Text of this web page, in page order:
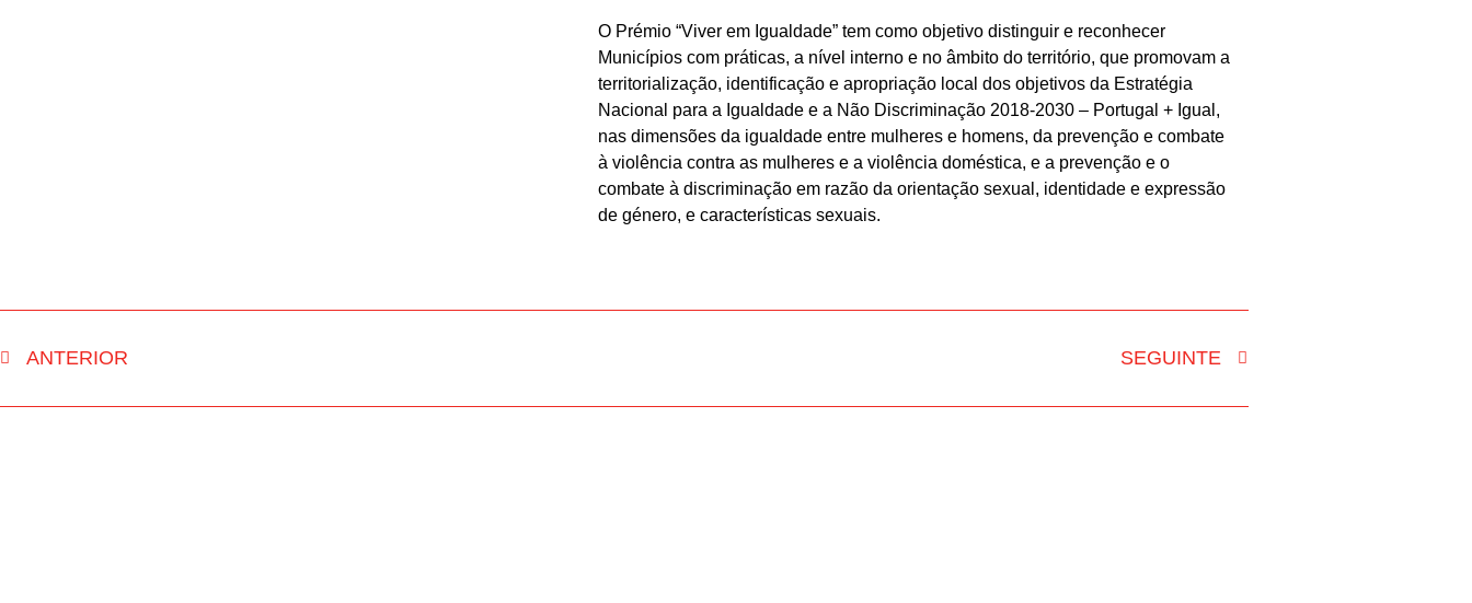
O Prémio “Viver em Igualdade” tem como objetivo distinguir e reconhecer
Municípios com práticas, a nível interno e no âmbito do território, que promovam a
territorialização, identificação e apropriação local dos objetivos da Estratégia
Nacional para a Igualdade e a Não Discriminação 2018-2030 – Portugal + Igual,
nas dimensões da igualdade entre mulheres e homens, da prevenção e combate
à violência contra as mulheres e a violência doméstica, e a prevenção e o
combate à discriminação em razão da orientação sexual, identidade e expressão
de género, e características sexuais.
ANTERIOR SEGUINTE